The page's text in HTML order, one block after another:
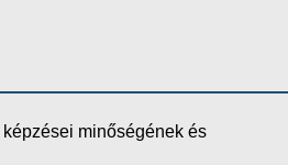
minőségének és